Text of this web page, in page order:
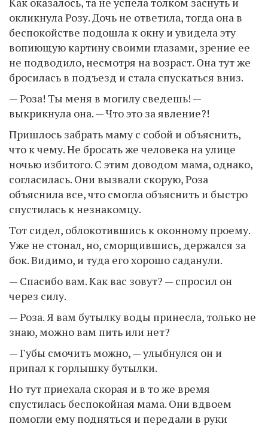
окликнула Розу. Дочь не ответила, тогда она в
беспокойстве подошла к окну и увидела эту
вопиющую картину своими глазами, зрение ее
не подводило, несмотря на возраст. Она тут же
бросилась в подъезд и стала спускаться вниз.
— Роза! Ты меня в могилу сведешь! —
выкрикнула она. — Что это за явление?!
Пришлось забрать маму с собой и объяснить,
что к чему. Не бросать же человека на улице
ночью избитого. С этим доводом мама, однако,
согласилась. Они вызвали скорую, Роза
объяснила все, что смогла объяснить и быстро
спустилась к незнакомцу.
Тот сидел, облокотившись к оконному проему.
Уже не стонал, но, сморщившись, держался за
бок. Видимо, и туда его хорошо саданули.
— Спасибо вам. Как вас зовут? — спросил он
через силу.
— Роза. Я вам бутылку воды принесла, только не
знаю, можно вам пить или нет?
— Губы смочить можно, — улыбнулся он и
припал к горлышку бутылки.
Но тут приехала скорая и в то же время
спустилась беспокойная мама. Они вдвоем
помогли ему подняться и передали в руки